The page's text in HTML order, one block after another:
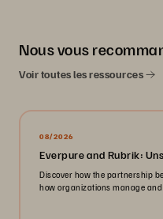
Nous vous
Voir toutes les ressources
08/2026
Everpure and Rubrik:
Discover how the partnership
how organizations manage